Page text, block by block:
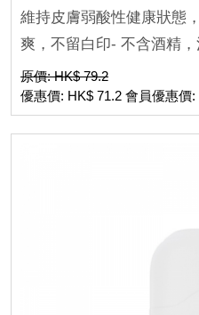
維持皮膚弱酸性健康狀態
爽，不留白印- 不含酒精
原價: HK$ 79.2
優惠價: HK$ 71.2 會員優惠價: